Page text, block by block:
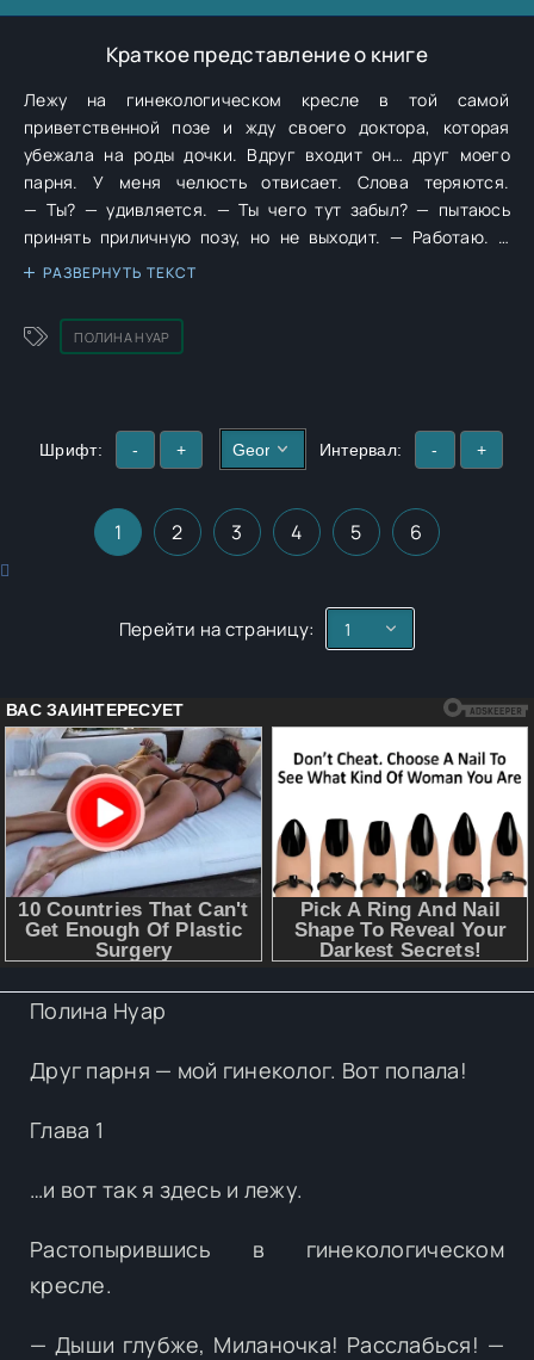
Краткое представление о книге
Лежу на гинекологическом кресле в той самой
приветственной позе и жду своего доктора, которая
убежала на роды дочки. Вдруг входит он… друг моего
парня. У меня челюсть отвисает. Слова теряются.
— Ты? — удивляется. — Ты чего тут забыл? — пытаюсь
принять приличную позу, но не выходит. — Работаю. Я
гинеколог. — Чей? — Твой, — выдает с ядовитой улыбочкой
Кстати, что это у тебя ТАМ?
РАЗВЕРНУТЬ ТЕКСТ
ПОЛИНА НУАР
Шрифт: - + Интервал: - +
1 2 3 4 5 6
Перейти на страницу:
Полина Нуар
Друг парня — мой гинеколог. Вот попала!
Глава 1
…и вот так я здесь и лежу.
Растопырившись в гинекологическом
кресле.
— Дыши глубже, Миланочка! Расслабься! —